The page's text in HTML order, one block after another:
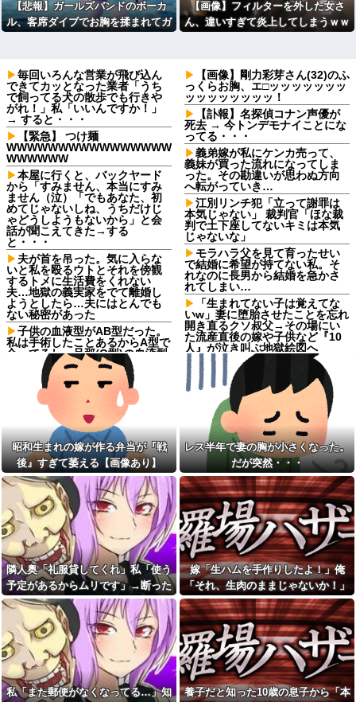
【悲報】ガールズバンドのボーカ
ル、客席ダイブでお胸を揉まれてガ
【画像】フィルターを外した女さ
ん、違いすぎて炎上してしまうｗｗ
毎回いろんな営業が飛び込ん
できてカッとなった業者「うち
で飼ってる犬の散歩でも行きや
がれ！」私「いいんですか！」
→ すると・・・
【緊急】 つけ麺
WWWWWWWWWWWWWWWW
WWWWWW
本屋に行くと、バックヤード
から「すみません、本当にすみ
ません（泣）「でもあなた、初
めてじゃないしね、うちだけじ
ゃどうしようもないから」と会
話が聞こえてきた→する
と・・・
夫が首を吊った。気に入らな
いと私を殴るウトとそれを傍観
するトメに生活費をくれない
夫…地獄の義実家をでて離婚し
ようとしたら…夫にはとんでも
ない秘密があった
子供の血液型がAB型だった。
私は手術したことあるからA型で
合ってるし…旦那(O型)の血液型
を調べてみよう」→ 結果・・・
【衝撃】 ワイ、保険金2億円と
遺産6000万円を相続したら「こ
う」なった・・・
ちいかわ作者さん、総額30億
超の大豪邸を建てるｗｗｗｗｗ
ｗｗｗｗｗｗｗｗｗｗｗｗｗｗ
【画像】居酒屋さん、6人で長
居して会計4939円しか使わない
客にお気持ち表明してしまう←
コレどっちが悪いん
や？？？？？？
【動画】御当地アイドルだっ
た頃の今田美桜、ガチのマジで
可愛くてワイらをびびらせまく
ってしまうw w w w w w w w
日産e-power、無給油で
1980km走行しギネス記録を達
成！→山頂から下ってるだけで
した…
【悲報】へずまりゅう（35）
ボランティアのため熊本に行く
も体調不良で病院に行く
スーパーで小エビの天ぷら
（１２尾入り４８０円）を買っ
た。レジ係の人「５７６０円で
す」私「えっ！？間違いじゃな
【画像】剛力彩芽さん(32)のふ
っくらお胸、エ□ッッッッッッッ
ッッッッッッッッ！
【訃報】名探偵コナン声優が
死去 → 今トンデモナイことにな
ってる・・・
義弟嫁が私にケンカ売って、
義妹が買った流れになってしま
った。その勘違いが思わぬ方向
へ転がっていき…
江別リンチ犯「立って謝罪は
本気じゃない」 裁判官「ほな裁
判で土下座してないキミは本気
じゃないな」
モラハラ父を見て育ったせい
で結婚に希望が持てない私。そ
れなのに長男から結婚を急かさ
れてしまい…
「生まれてない子は覚えてな
いw」妻に堕胎させたことを忘れ
開き直るクソ叔父→その場にい
た流産直後の嫁や子供など『10
人』が泣き叫ぶ地獄絵図へ
【ほの暮しの庭】何も起こる
わけがないスローライフ【カル
ロ・ピノ】[2026.08.08]
猫って、年数が経てば立つほ
ど距離が近くなるのかな。最近
は、枕の横で寝てる。【再】
【腹筋崩壊】見た瞬間吹いた
画像を貼っていくスレｗｗｗｗ
他
子なし保育士の義兄夫婦、上
から目線で育児アドバイスされ
る日々に限界！「この時期は知
育おもちゃが〜」と理想論を語
り、義父母も「頼れ頼れ」とウ
ザすぎる・・・
5年前に交際していた元カレは
味覚が異常な人。ファミレスへ
行くと備え付けの醤油をジャボ
ジャボ入れてサイゼのミラノ風
ドリアには醤油を3秒くらいかけ
ていた。おやつはアンチョビ
24歳年収550万ワイ、高級車も
豪邸も買えない人生が確定して
いる事実に咽び泣く
冷蔵庫あけたらパイナップル
があって友人が食ったら、友人
ところのジジイが買ったたくあ
んだったんだか
昭和生まれの嫁が作る弁当が『戦
後』すぎて萎える【画像あり】
レス半年で妻の胸が小さくなった。
だが突然・・・
隣人奥「礼服貸してくれ」私「使う
予定があるからムリです」→断った
途端、とんでもない暴言を吐かれ
て…
嫁「生ハムを手作りしたよ！」俺
「それ、生肉のままじゃないか！」
→食べてしまった翌日にまさかの事
態が…
私「また郵便がなくなってる…」知
養子だと知った10歳の息子から「本